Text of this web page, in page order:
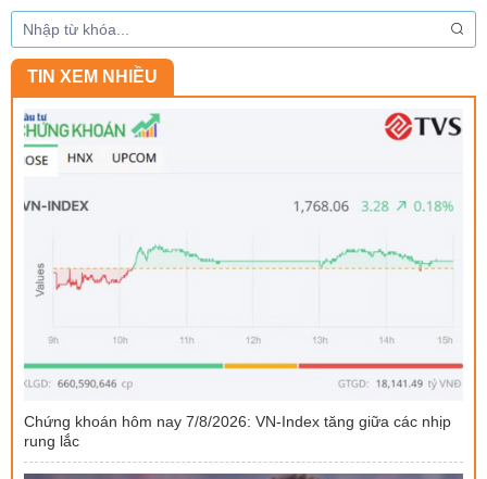
TIN XEM NHIỀU
Chứng khoán hôm nay 7/8/2026: VN-Index tăng giữa các nhịp
rung lắc